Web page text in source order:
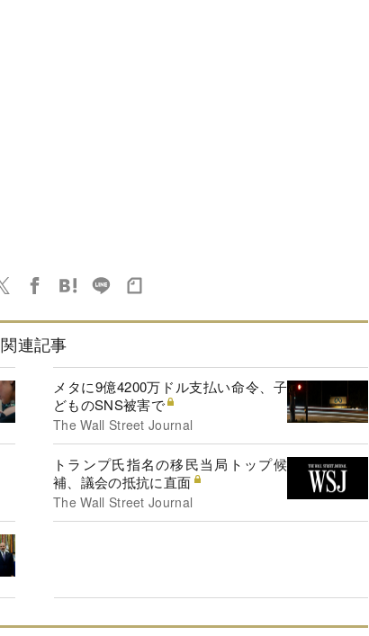
関連記事
メタに9億4200万ドル支払い命令、子
どものSNS被害で
The Wall Street Journal
トランプ氏指名の移民当局トップ候
補、議会の抵抗に直面
The Wall Street Journal